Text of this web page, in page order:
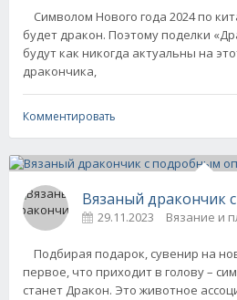
Символом Нового года 2024 по
будет дракон. Поэтому поделки
будут как никогда актуальны на
дракончика,
Комментировать
Вязаный дракончик
29.11.2023
Подбирая подарок, сувенир на
первое, что приходит в голову –
станет Дракон. Это животное